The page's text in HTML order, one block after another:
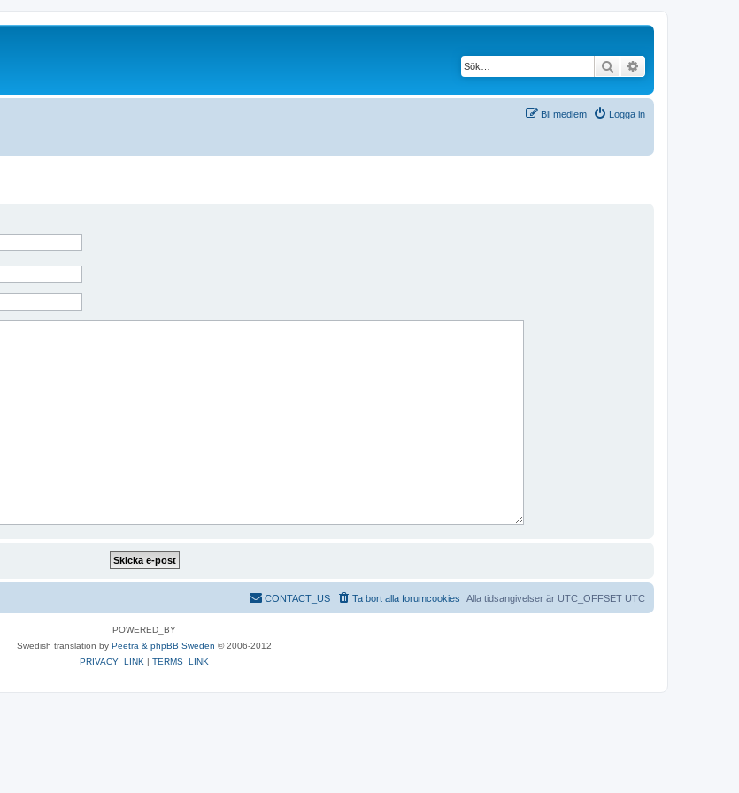
Sök
Logga in
Bli medlem
Alla tidsangivelser är UTC_OFFSET UTC
Ta bort alla forumcookies
CONTACT_US
POWERED_BY
Swedish translation by Peetra & phpBB Sweden © 2006-2012
PRIVACY_LINK | TERMS_LINK